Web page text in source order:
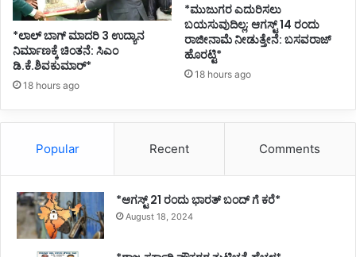
*ಲಾಲ್ ಬಾಗ್ ಮಾದರಿ 3 ಉದ್ಯಾನ
ನಿರ್ಮಾಣಕ್ಕೆ ಚಿಂತನೆ: ಸಿಎಂ
ಡಿ.ಕೆ.ಶಿವಕುಮಾರ್*
18 hours ago
*ಮುಜುಗರ ಎದುರಿಸಲು
ಬಯಸುವುದಿಲ್ಲ; ಆಗಸ್ಟ್ 14 ರಂದು
ರಾಜೀನಾಮೆ ನೀಡುತ್ತೇನೆ: ಬಸವರಾಜ್
ಹೊರಟ್ಟಿ*
18 hours ago
Popular Recent Comments
*ಆಗಸ್ಟ್ 21 ರಂದು ಭಾರತ್‌ ಬಂದ್‌ ಗೆ ಕರೆ*
August 18, 2024